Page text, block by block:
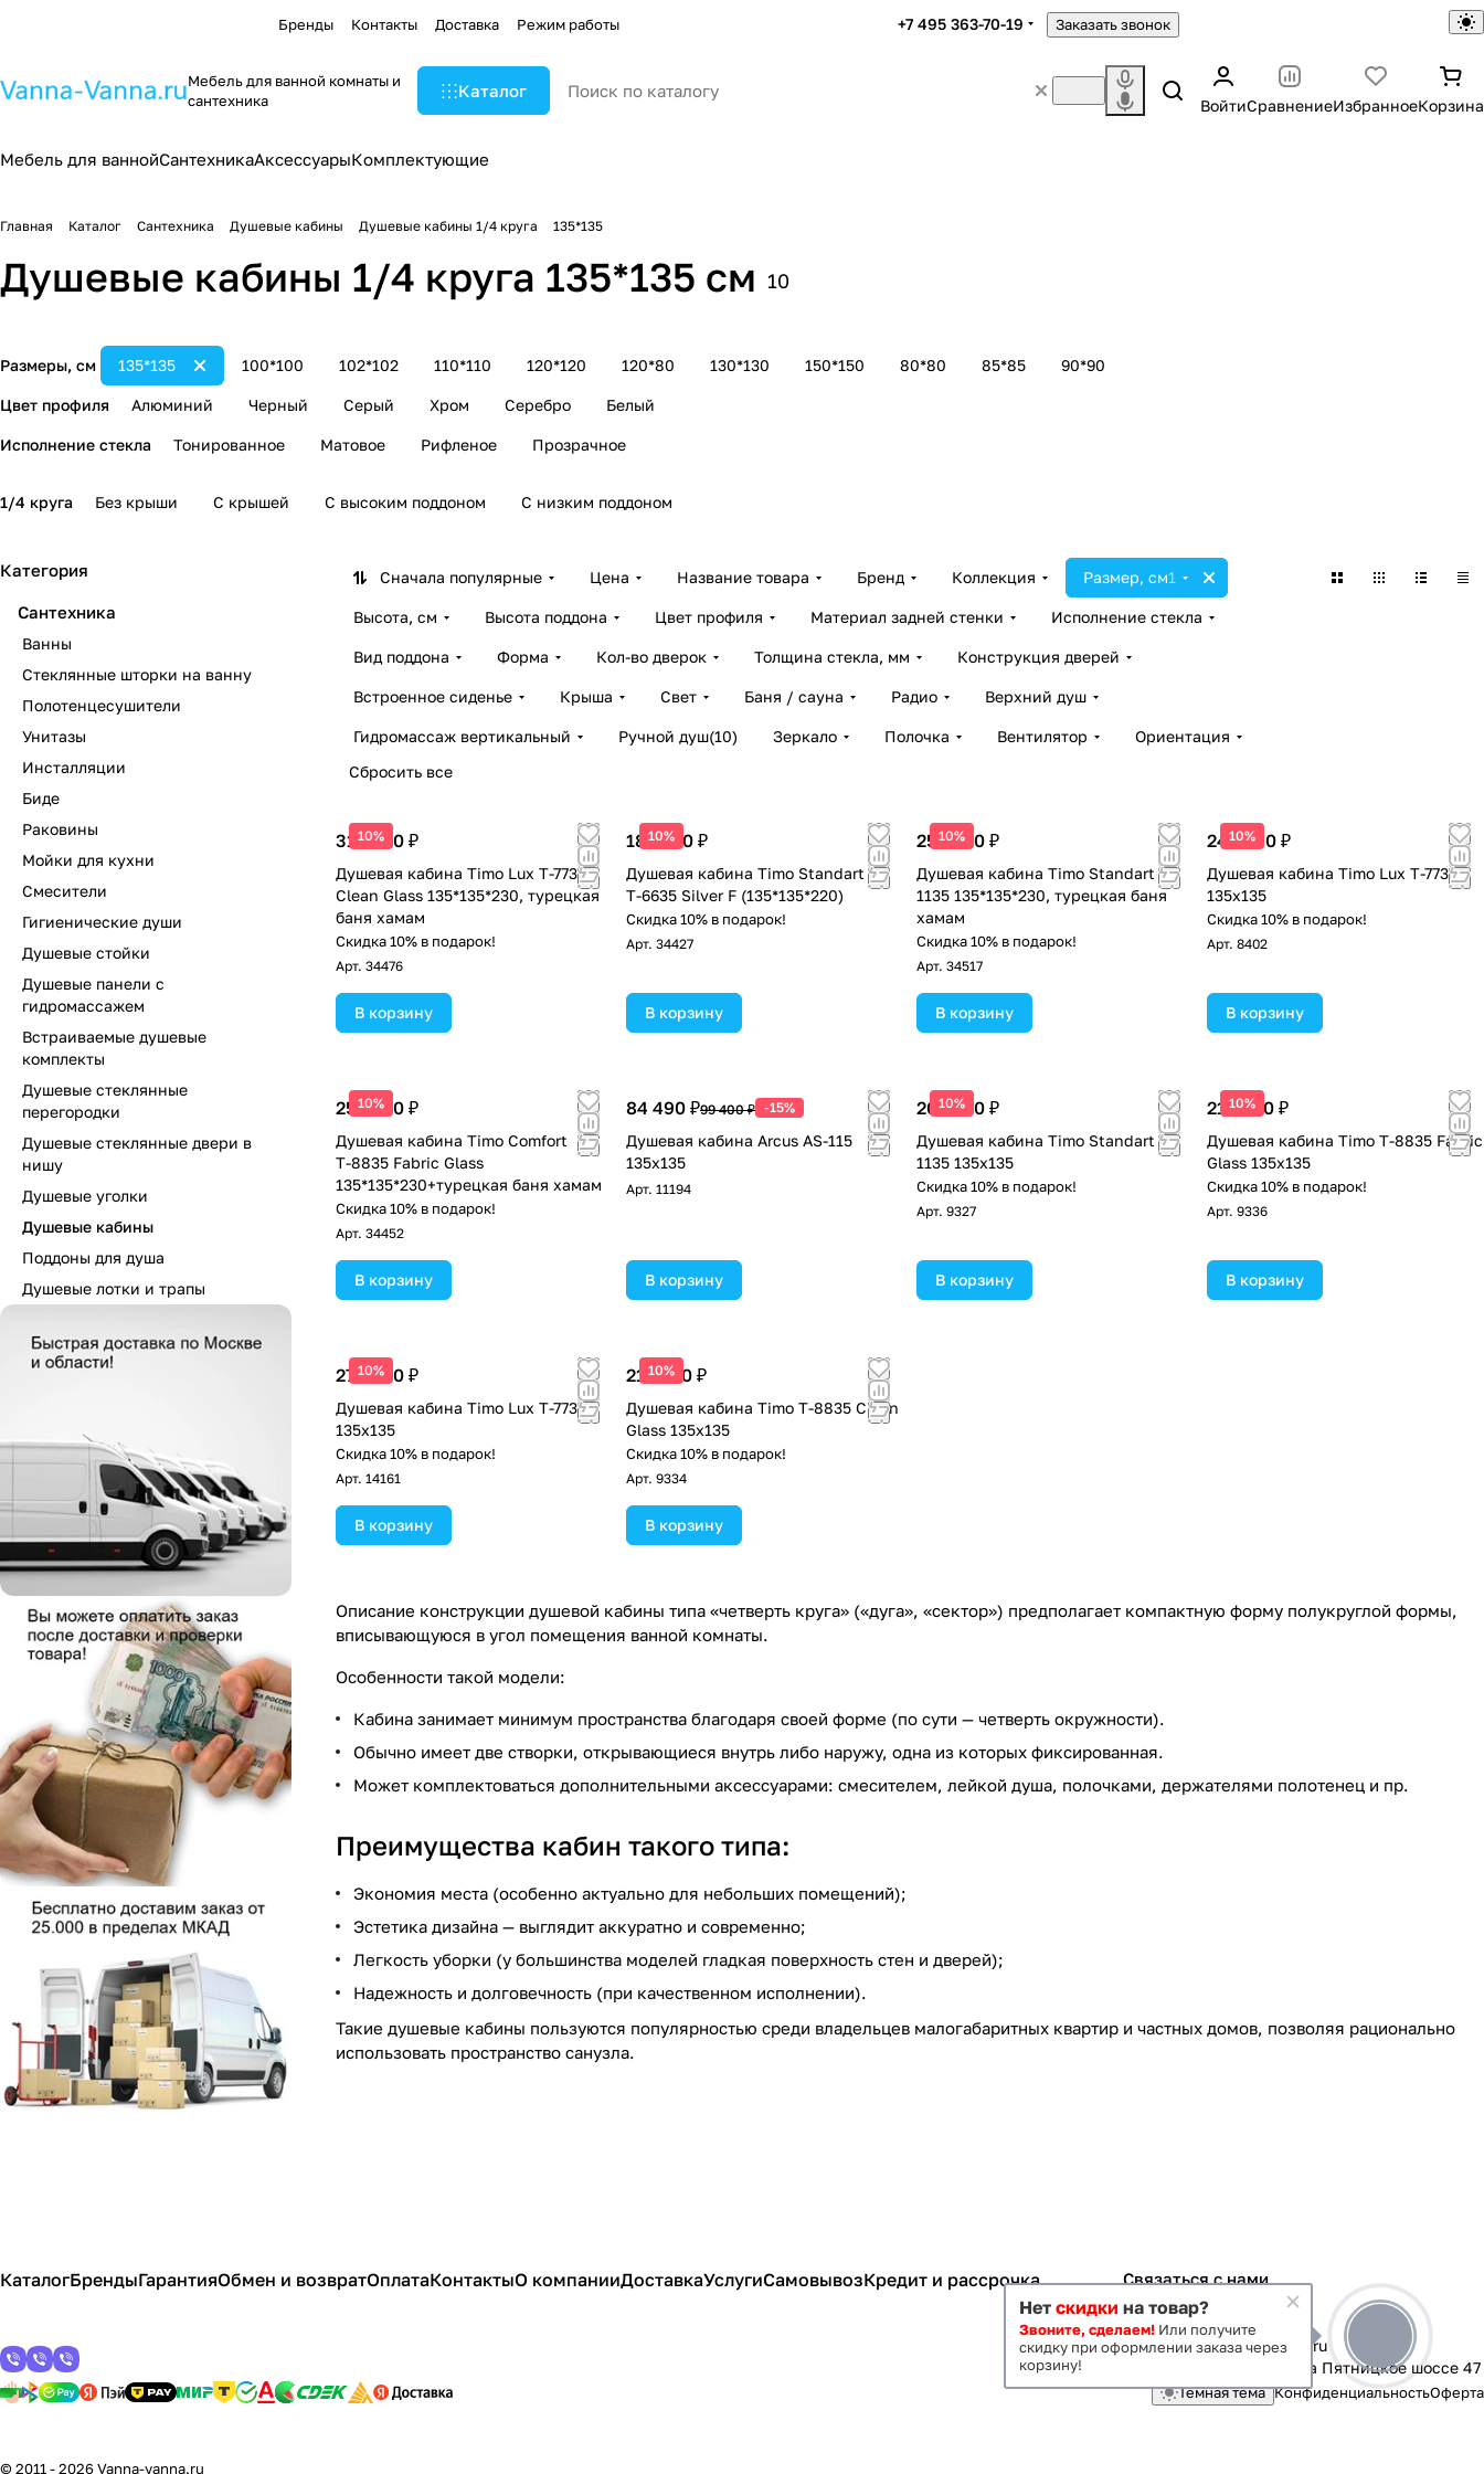
Бренды Контакты Доставка Режим работы +7 495 363-70-19 Заказать звонок
Мебель для ванной комнаты и
сантехника
Каталог
ВойтиСравнениеИзбранноеКорзина
Мебель для ваннойСантехникаАксессуарыКомплектующие
Главная Каталог Сантехника Душевые кабины Душевые кабины 1/4 круга 135*135
Душевые кабины 1/4 круга 135*135 см 10
Размеры, см 100*100 102*102 110*110 120*120 120*80 130*130
135*135 150*150 80*80 85*85 90*90
Цвет профиля Алюминий Черный Серый Хром Серебро Белый
Исполнение стекла Тонированное Матовое Рифленое Прозрачное
1/4 круга Без крыши С крышей С высоким поддоном С низким поддоном
Сначала популярные Цена Название товара Бренд Коллекция Размер, см1
Высота, см Высота поддона Цвет профиля Материал задней стенки Исполнение стекла
Вид поддона Форма Кол-во дверок Толщина стекла, мм Конструкция дверей
Встроенное сиденье Крыша Свет Баня / сауна Радио Верхний душ
Гидромассаж вертикальный Ручной душ(10) Зеркало Полочка Вентилятор
Ориентация
Сбросить все
10%
319 400 ₽
Душевая кабина Timo Lux T-7735
Clean Glass 135*135*230, турецкая
баня хамам
Скидка 10% в подарок!
Арт. 34476
В корзину
10%
183 500 ₽
Душевая кабина Timo Standart
Т-6635 Silver F (135*135*220)
Скидка 10% в подарок!
Арт. 34427
В корзину
10%
250 600 ₽
Душевая кабина Timo Standart T-
1135 135*135*230, турецкая баня
хамам
Скидка 10% в подарок!
Арт. 34517
В корзину
10%
249 860 ₽
Душевая кабина Timo Lux T-7735С
135х135
Скидка 10% в подарок!
Арт. 8402
В корзину
10%
259 600 ₽
Душевая кабина Timo Comfort
Т-8835 Fabric Glass
135*135*230+турецкая баня хамам
Скидка 10% в подарок!
Арт. 34452
В корзину
84 490 ₽99 400 ₽ -15%
Душевая кабина Arcus AS-115
135x135
Арт. 11194
В корзину
10%
205 800 ₽
Душевая кабина Timo Standart T-
1135 135х135
Скидка 10% в подарок!
Арт. 9327
В корзину
10%
214 800 ₽
Душевая кабина Timo Т-8835 Fabric
Glass 135х135
Скидка 10% в подарок!
Арт. 9336
В корзину
10%
274 600 ₽
Душевая кабина Timo Lux T-7735C
135х135
Скидка 10% в подарок!
Арт. 14161
В корзину
10%
217 000 ₽
Душевая кабина Timo T-8835 Clean
Glass 135х135
Скидка 10% в подарок!
Арт. 9334
В корзину
Описание конструкции душевой кабины типа «четверть круга» («дуга», «сектор») предполагает компактную форму полукруглой формы,
вписывающуюся в угол помещения ванной комнаты.
Особенности такой модели:
Кабина занимает минимум пространства благодаря своей форме (по сути — четверть окружности).
Обычно имеет две створки, открывающиеся внутрь либо наружу, одна из которых фиксированная.
Может комплектоваться дополнительными аксессуарами: смесителем, лейкой душа, полочками, держателями полотенец и пр.
Преимущества кабин такого типа:
Экономия места (особенно актуально для небольших помещений);
Эстетика дизайна — выглядит аккуратно и современно;
Легкость уборки (у большинства моделей гладкая поверхность стен и дверей);
Надежность и долговечность (при качественном исполнении).
Такие душевые кабины пользуются популярностью среди владельцев малогабаритных квартир и частных домов, позволяя рационально
использовать пространство санузла.
Категория
Сантехника
Ванны
Стеклянные шторки на ванну
Полотенцесушители
Унитазы
Инсталляции
Биде
Раковины
Мойки для кухни
Смесители
Гигиенические души
Душевые стойки
Душевые панели с
гидромассажем
Встраиваемые душевые
комплекты
Душевые стеклянные
перегородки
Душевые стеклянные двери в
нишу
Душевые уголки
Душевые кабины
Поддоны для душа
Душевые лотки и трапы
КаталогБрендыГарантияОбмен и возвратОплатаКонтактыО компанииДоставкаУслугиСамовывозКредит и рассрочка Связаться с нами
+7 495 363-70-19
magazin-vanna@yandex.ru
г. Москва, Митино, улица Пятницкое шоссе 47
Темная тема КонфиденциальностьОферта
© 2011 - 2026 Vanna-vanna.ru
Нет скидки на товар?
Звоните, сделаем! Или получите
скидку при оформлении заказа через
корзину!